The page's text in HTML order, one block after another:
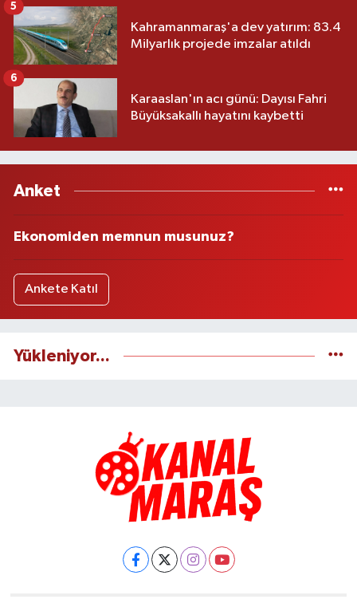
Kahramanmaraş'a dev yatırım: 83.4
Milyarlık projede imzalar atıldı
5
Karaaslan'ın acı günü: Dayısı Fahri
Büyüksakallı hayatını kaybetti
6
Anket
Ekonomiden memnun musunuz?
Ankete Katıl
Yükleniyor...